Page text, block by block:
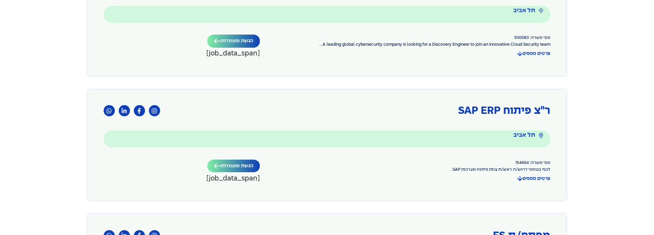
תל אביב
מס' משרה: 500083
A leading global cybersecurity company is looking for a Discovery Engineer to join an innovative Cloud Security team...
פרטים נוספים
הגשת מועמדות
ר"צ פיתוח SAP ERP
תל אביב
מס' משרה: 154664
לגוף בטחוני דרוש/ה ראש/ת צוות פיתוח מערכות SAP.
פרטים נוספים
הגשת מועמדות
[job_data_span]